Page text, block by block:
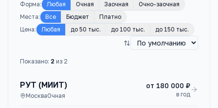
Форма: Любая Очная Заочная
Очно-заочная
Места: Все Бюджет
Платно
Цена: Любая до 50 тыс. до 100 тыс. до 150 тыс.
Показано: 2 из 2
РУТ (МИИТ)
МоскваОчная
от 180 000 ₽
в год